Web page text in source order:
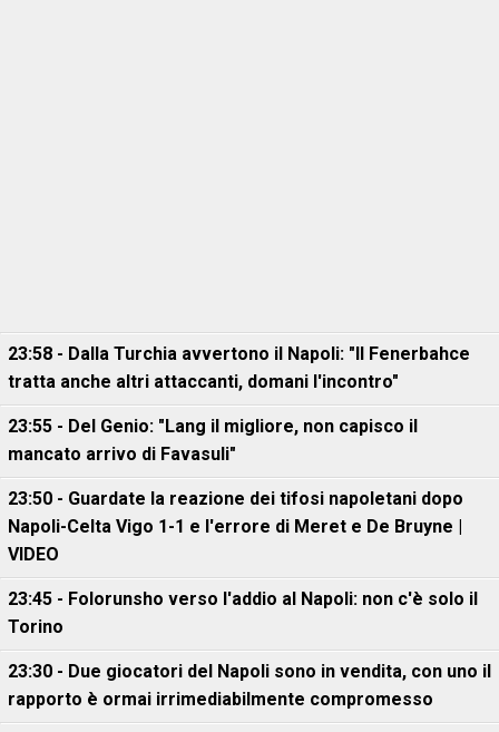
23:58 - Dalla Turchia avvertono il Napoli: "Il Fenerbahce
tratta anche altri attaccanti, domani l'incontro"
23:55 - Del Genio: "Lang il migliore, non capisco il
mancato arrivo di Favasuli"
23:50 - Guardate la reazione dei tifosi napoletani dopo
Napoli-Celta Vigo 1-1 e l'errore di Meret e De Bruyne |
VIDEO
23:45 - Folorunsho verso l'addio al Napoli: non c'è solo il
Torino
23:30 - Due giocatori del Napoli sono in vendita, con uno il
rapporto è ormai irrimediabilmente compromesso